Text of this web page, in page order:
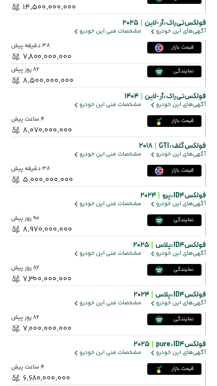
۱۴٬۵۰۰٬۰۰۰٬۰۰۰
فولکس تی راک ،آر-لاین 2025
آگهی‌های این خودرو مشخصات فنی این خودرو
قیمت بازار 38 دقیقه پیش
۷٬۸۰۰٬۰۰۰٬۰۰۰
نمایندگی 82 روز پیش
۸٬۵۰۰٬۰۰۰٬۰۰۰
فولکس تی راک ،آر-لاین 1404
آگهی‌های این خودرو مشخصات فنی این خودرو
قیمت بازار 4 ساعت پیش
۸٬۰۷۰٬۰۰۰٬۰۰۰
فولکس گلف ،GTI
2018
آگهی‌های این خودرو مشخصات فنی این خودرو
قیمت بازار 38 دقیقه پیش
۵٬۰۰۰٬۰۰۰٬۰۰۰
فولکس ID4 ، پرو 2024
آگهی‌های این خودرو مشخصات فنی این خودرو
نمایندگی 90 روز پیش
۸٬۹۷۰٬۰۰۰٬۰۰۰
فولکس ID4 ، پلاس 2025
آگهی‌های این خودرو مشخصات فنی این خودرو
نمایندگی 82 روز پیش
۷٬۳۰۰٬۰۰۰٬۰۰۰
فولکس ID4 ، پلاس 2024
آگهی‌های این خودرو مشخصات فنی این خودرو
نمایندگی 82 روز پیش
۷٬۰۰۰٬۰۰۰٬۰۰۰
فولکس ID4 ، pure
2025
آگهی‌های این خودرو مشخصات فنی این خودرو
قیمت بازار 4 ساعت پیش
۶٬۶۸۰٬۰۰۰٬۰۰۰